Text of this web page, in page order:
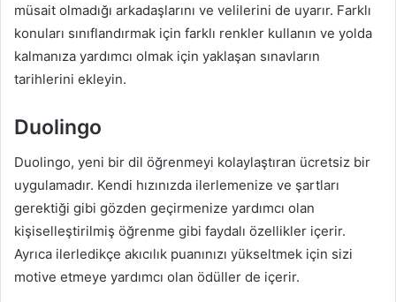
müsait olmadığı arkadaşlarını ve velilerini de uyarır. Farklı
konuları sınıflandırmak için farklı renkler kullanın ve yolda
kalmanıza yardımcı olmak için yaklaşan sınavların
tarihlerini ekleyin.
Duolingo
Duolingo, yeni bir dil öğrenmeyi kolaylaştıran ücretsiz bir
uygulamadır. Kendi hızınızda ilerlemenize ve şartları
gerektiği gibi gözden geçirmenize yardımcı olan
kişiselleştirilmiş öğrenme gibi faydalı özellikler içerir.
Ayrıca ilerledikçe akıcılık puanınızı yükseltmek için sizi
motive etmeye yardımcı olan ödüller de içerir.